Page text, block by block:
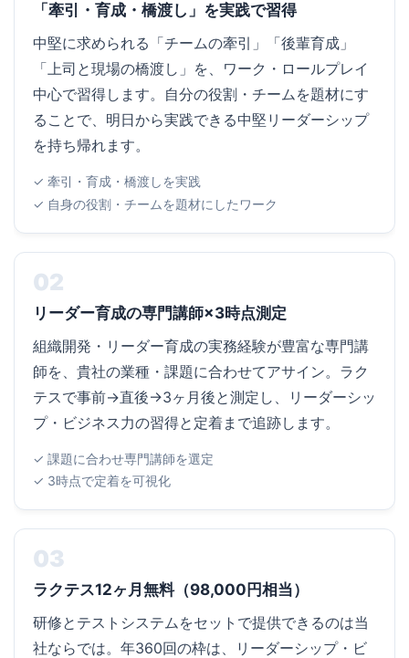
「牽引・育成・橋渡し」を実践で習得
中堅に求められる「チームの牽引」「後輩育成」
「上司と現場の橋渡し」を、ワーク・ロールプレイ
中心で習得します。自分の役割・チームを題材にす
ることで、明日から実践できる中堅リーダーシップ
を持ち帰れます。
✓ 牽引・育成・橋渡しを実践
✓ 自身の役割・チームを題材にしたワーク
02
リーダー育成の専門講師×3時点測定
組織開発・リーダー育成の実務経験が豊富な専門講
師を、貴社の業種・課題に合わせてアサイン。ラク
テスで事前→直後→3ヶ月後と測定し、リーダーシッ
プ・ビジネス力の習得と定着まで追跡します。
✓ 課題に合わせ専門講師を選定
✓ 3時点で定着を可視化
03
ラクテス12ヶ月無料（98,000円相当）
研修とテストシステムをセットで提供できるのは当
社ならでは。年360回の枠は、リーダーシップ・ビ